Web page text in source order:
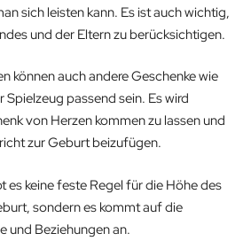
sich leisten kann. Es ist auch wichtig,
und der Eltern zu berücksichtigen.
können auch andere Geschenke wie
Spielzeug passend sein. Es wird
von Herzen kommen zu lassen und
zur Geburt beizufügen.
keine feste Regel für die Höhe des
sondern es kommt auf die
und Beziehungen an.